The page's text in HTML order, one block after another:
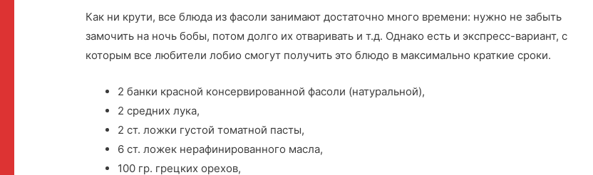
Как ни крути, все блюда из фасоли занимают достаточно много времени: нужно не забыть
замочить на ночь бобы, потом долго их отваривать и т.д. Однако есть и экспресс-вариант, с
которым все любители лобио смогут получить это блюдо в максимально краткие сроки.
2 банки красной консервированной фасоли (натуральной),
2 средних лука,
2 ст. ложки густой томатной пасты,
6 ст. ложек нерафинированного масла,
100 гр. грецких орехов,